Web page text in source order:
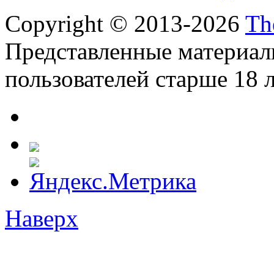
Copyright © 2013-2026
Представленные
пользователей старше 18
Наверх